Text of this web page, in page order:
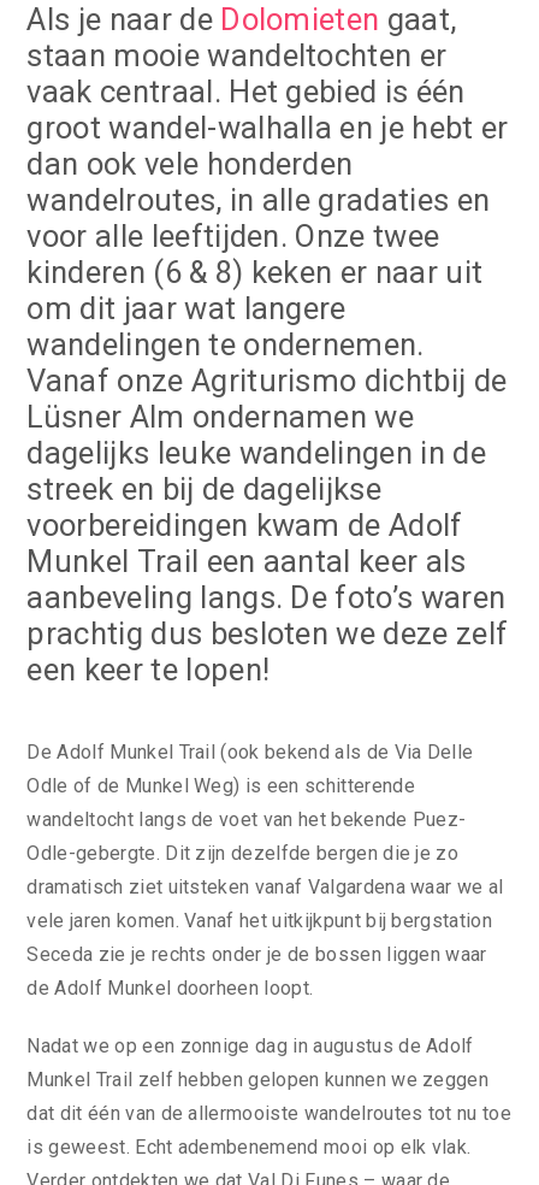
Als je naar de Dolomieten gaat,
staan mooie wandeltochten er
vaak centraal. Het gebied is één
groot wandel-walhalla en je hebt er
dan ook vele honderden
wandelroutes, in alle gradaties en
voor alle leeftijden. Onze twee
kinderen (6 & 8) keken er naar uit
om dit jaar wat langere
wandelingen te ondernemen.
Vanaf onze Agriturismo dichtbij de
Lüsner Alm ondernamen we
dagelijks leuke wandelingen in de
streek en bij de dagelijkse
voorbereidingen kwam de Adolf
Munkel Trail een aantal keer als
aanbeveling langs. De foto’s waren
prachtig dus besloten we deze zelf
een keer te lopen!
De Adolf Munkel Trail (ook bekend als de Via Delle
Odle of de Munkel Weg) is een schitterende
wandeltocht langs de voet van het bekende Puez-
Odle-gebergte. Dit zijn dezelfde bergen die je zo
dramatisch ziet uitsteken vanaf Valgardena waar we al
vele jaren komen. Vanaf het uitkijkpunt bij bergstation
Seceda zie je rechts onder je de bossen liggen waar
de Adolf Munkel doorheen loopt.
Nadat we op een zonnige dag in augustus de Adolf
Munkel Trail zelf hebben gelopen kunnen we zeggen
dat dit één van de allermooiste wandelroutes tot nu toe
is geweest. Echt adembenemend mooi op elk vlak.